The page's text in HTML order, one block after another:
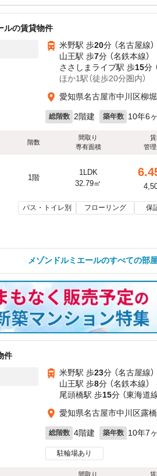
ルの賃貸物件
米野駅 歩20分 （名古屋線）
山王駅 歩7分 （名鉄本線）
ささしまライブ駅 歩15分
ほか1駅（徒歩20分圏内）
愛知県名古屋市中川区柳
総階数 2階建 築年数 10年6
階数
間取り
専有面積
管
1階
1LDK
32.79㎡
バス・トイレ別 フローリング 保
メゾンドルミエールのすべての部
件
米野駅 歩23分 （名古屋線）
山王駅 歩8分 （名鉄本線）
尾頭橋駅 歩15分 （東海道線
愛知県名古屋市中川区露
総階数 4階建 築年数 10年7
駐輪場あり
間取り